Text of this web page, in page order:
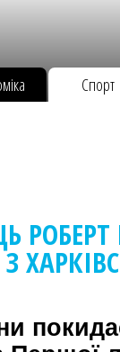
Спорт